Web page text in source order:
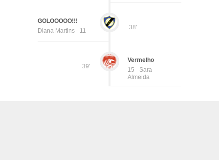
38'
GOLOOOOO!!!
Diana Martins - 11
39'
Vermelho
15 - Sara
Almeida